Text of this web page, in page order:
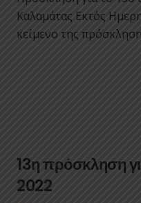
Καλαμάτας Εκτός
κείμενο της
13η πρόσκληση
2022